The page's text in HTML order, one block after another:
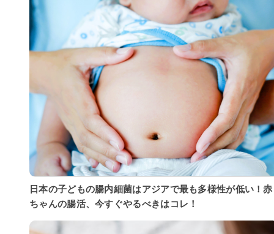
日本の子どもの腸内細菌はアジアで最も多様性が低い！赤
ちゃんの腸活、今すぐやるべきはコレ！